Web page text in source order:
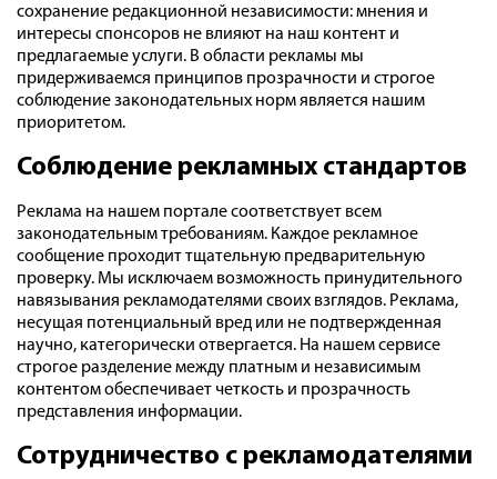
сохранение редакционной независимости: мнения и
интересы спонсоров не влияют на наш контент и
предлагаемые услуги. В области рекламы мы
придерживаемся принципов прозрачности и строгое
соблюдение законодательных норм является нашим
приоритетом.
Соблюдение рекламных стандартов
Реклама на нашем портале соответствует всем
законодательным требованиям. Каждое рекламное
сообщение проходит тщательную предварительную
проверку. Мы исключаем возможность принудительного
навязывания рекламодателями своих взглядов. Реклама,
несущая потенциальный вред или не подтвержденная
научно, категорически отвергается. На нашем сервисе
строгое разделение между платным и независимым
контентом обеспечивает четкость и прозрачность
представления информации.
Сотрудничество с рекламодателями